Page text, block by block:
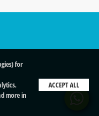
for
more in
ACCEPT ALL